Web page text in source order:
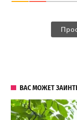
ВАС МОЖЕТ